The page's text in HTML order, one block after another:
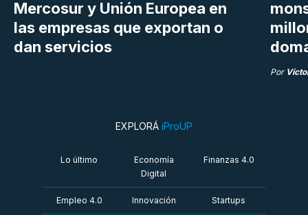
Mercosur y Unión Europea en
las empresas que exportan o
dan servicios
Por
EXPLORÁ iProUP
Lo último
Economía
Digital
Finanzas 4.0
Empleo 4.0 Innovación Startups